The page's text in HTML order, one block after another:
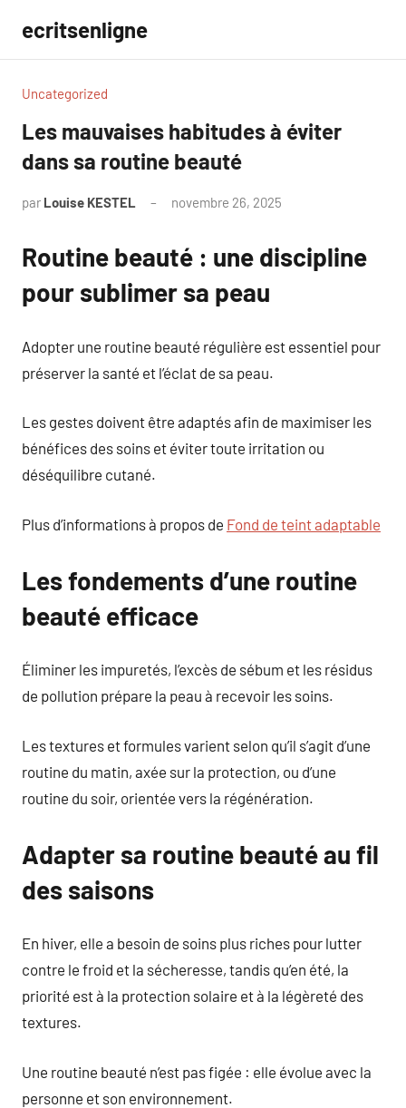
contenu
ecritsenligne
Uncategorized
Les mauvaises habitudes à éviter
dans sa routine beauté
par Louise KESTEL novembre 26, 2025
Routine beauté : une discipline
pour sublimer sa peau
Adopter une routine beauté régulière est essentiel pour
préserver la santé et l’éclat de sa peau.
Les gestes doivent être adaptés afin de maximiser les
bénéfices des soins et éviter toute irritation ou
déséquilibre cutané.
Plus d’informations à propos de Fond de teint adaptable
Les fondements d’une routine
beauté efficace
Éliminer les impuretés, l’excès de sébum et les résidus
de pollution prépare la peau à recevoir les soins.
Les textures et formules varient selon qu’il s’agit d’une
routine du matin, axée sur la protection, ou d’une
routine du soir, orientée vers la régénération.
Adapter sa routine beauté au fil
des saisons
En hiver, elle a besoin de soins plus riches pour lutter
contre le froid et la sécheresse, tandis qu’en été, la
priorité est à la protection solaire et à la légèreté des
textures.
Une routine beauté n’est pas figée : elle évolue avec la
personne et son environnement.